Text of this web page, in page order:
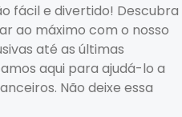
fácil e divertido! Descubra
ao máximo com o nosso
até as últimas
aqui para ajudá-lo a
Não deixe essa